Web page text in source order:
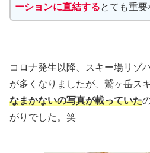
ーションに直結するとても重要
コロナ発生以降、スキー場リゾ
が多くなりましたが、鷲ヶ岳ス
なまかないの写真が載っていた
がりでした。笑